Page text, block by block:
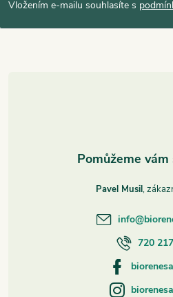
a
Vložením e-mailu souhlasíte s
Pavel Musil
info@
720